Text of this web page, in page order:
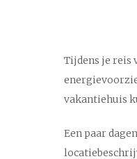
Tijdens je reis
vakantiehuis
Een paar